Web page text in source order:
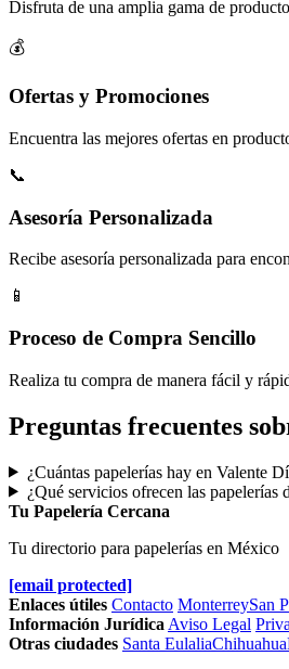
Disfruta de una amplia gama de
💰
Ofertas y Promociones
Encuentra las mejores ofertas en
📞
Asesoría Personalizada
Recibe asesoría personalizada para
📱
Proceso de Compra Sencillo
Realiza tu compra de manera fácil y
Preguntas frecuentes
¿Cuántas papelerías hay en Valente
¿Qué servicios ofrecen las papelerías
Tu Papelería Cercana
Tu directorio para papelerías en México
[email protected]
Enlaces útiles Contacto MonterreySan
Información Jurídica Aviso Legal
Otras ciudades Santa EulaliaChihuahua